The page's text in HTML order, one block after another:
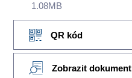
1.08MB
QR kód
Zobrazit dokument